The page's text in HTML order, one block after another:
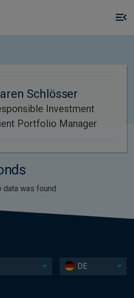
Schlösser
Investment
Portfolio Manager
data was found
DE